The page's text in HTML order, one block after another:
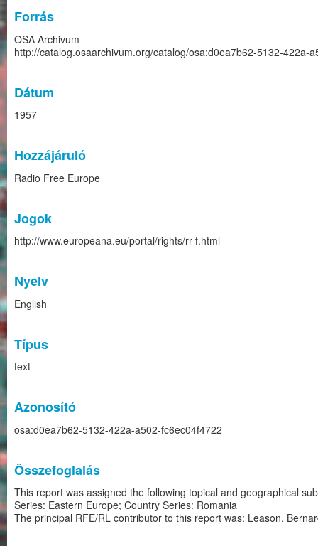
Forrás
OSA Archivum
http://catalog.osaarchivum.org/catalog/osa:d0ea7b62-5132-422a-
Dátum
1957
Hozzájáruló
Radio Free Europe
Jogok
http://www.europeana.eu/portal/rights/rr-f.html
Nyelv
English
Típus
text
Azonosító
osa:d0ea7b62-5132-422a-a502-fc6ec04f4722
Összefoglalás
This report was assigned the following topical and geographical
Series: Eastern Europe; Country Series: Romania
The principal RFE/RL contributor to this report was: Leason,